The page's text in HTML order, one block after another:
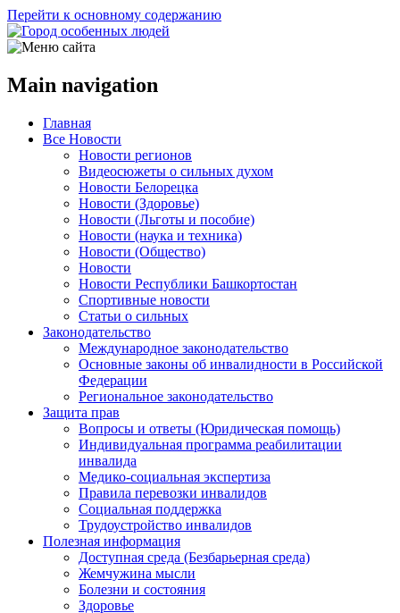
Перейти к основному содержанию
Main navigation
Главная
Все Новости
Новости регионов
Видеосюжеты о сильных духом
Новости Белорецка
Новости (Здоровье)
Новости (Льготы и пособие)
Новости (наука и техника)
Новости (Общество)
Новости
Новости Республики Башкортостан
Спортивные новости
Статьи о сильных
Законодательство
Международное законодательство
Основные законы об инвалидности в Российской
Федерации
Региональное законодательство
Защита прав
Вопросы и ответы (Юридическая помощь)
Индивидуальная программа реабилитации
инвалида
Медико-социальная экспертиза
Правила перевозки инвалидов
Социальная поддержка
Трудоустройство инвалидов
Полезная информация
Доступная среда (Безбарьерная среда)
Жемчужина мысли
Болезни и состояния
Здоровье